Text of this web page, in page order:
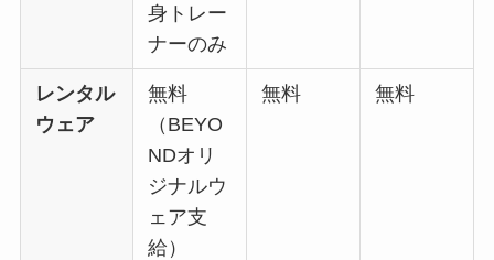
身トレー
ナーのみ
レンタル
ウェア
無料
（BEYO
NDオリ
ジナルウ
ェア支
給）
無料 無料